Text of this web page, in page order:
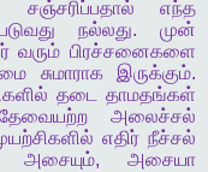
சஞ்சரிப்பதால்
எந்த
நல்லது. முன்
வரும் பிரச்சனைகளை
சுமாராக இருக்கும்.
தடை
தாமதங்கள்
தேவையற்ற
அலைச்சல்
எதிர் நீச்சல்
அசையும், அசையா